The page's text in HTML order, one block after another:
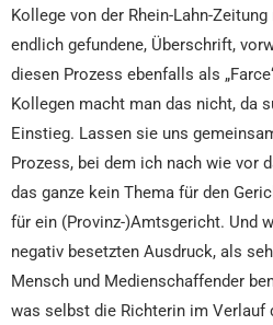
Kollege von der Rhein-Lahn-
endlich gefundene, Überschrift,
diesen Prozess ebenfalls als
Kollegen macht man das nicht, da
Einstieg. Lassen sie uns
Prozess, bei dem ich nach wie vor
das ganze kein Thema für den
für ein (Provinz-)Amtsgericht. Und
negativ besetzten Ausdruck, als
Mensch und Medienschaffender
was selbst die Richterin im Verlauf